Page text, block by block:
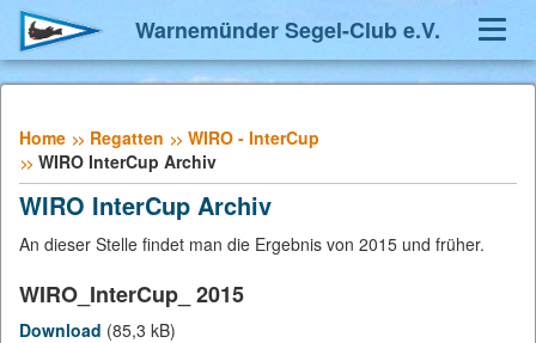
Warnemünder Segel-Club e.V.
Home Regatten
WIRO - InterCup
WIRO InterCup Archiv
WIRO InterCup Archiv
An dieser Stelle findet man die Ergebnis von 2015 und früher.
WIRO_InterCup_ 2015
Download (85,3 kB)